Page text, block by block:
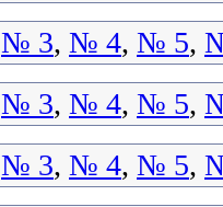
№ 3, № 4, № 5,
№ 3, № 4, № 5,
№ 3, № 4, № 5,